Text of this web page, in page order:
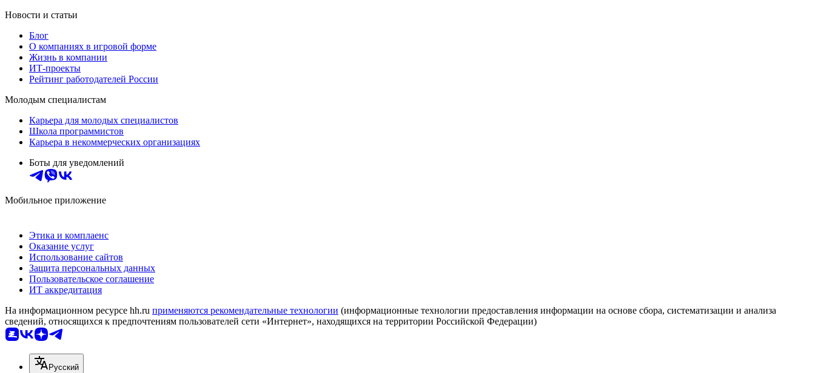
Новости и статьи
Блог
О компаниях в игровой форме
Жизнь в компании
ИТ-проекты
Рейтинг работодателей России
Молодым специалистам
Карьера для молодых специалистов
Школа программистов
Карьера в некоммерческих организациях
Боты для уведомлений
Мобильное приложение
Этика и комплаенс
Оказание услуг
Использование сайтов
Защита персональных данных
Пользовательское соглашение
ИТ аккредитация
На информационном ресурсе hh.ru применяются рекомендательные технологии (информационные технологии предоставления информации на основе сбора, систематизации и анализа
сведений, относящихся к предпочтениям пользователей сети «Интернет», находящихся на территории Российской Федерации)
Русский